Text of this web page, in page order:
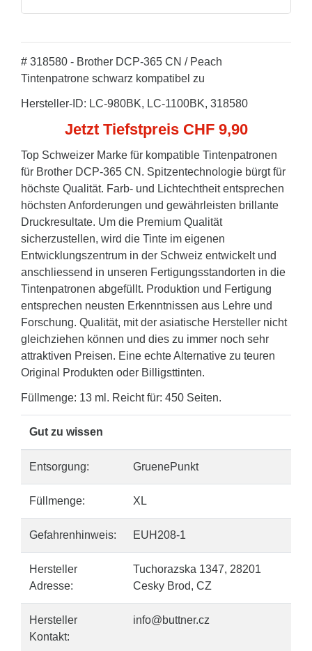
# 318580 - Brother DCP-365 CN / Peach
Tintenpatrone schwarz kompatibel zu
Hersteller-ID: LC-980BK, LC-1100BK, 318580
Jetzt Tiefstpreis CHF 9,90
Top Schweizer Marke für kompatible Tintenpatronen
für Brother DCP-365 CN. Spitzentechnologie bürgt für
höchste Qualität. Farb- und Lichtechtheit entsprechen
höchsten Anforderungen und gewährleisten brillante
Druckresultate. Um die Premium Qualität
sicherzustellen, wird die Tinte im eigenen
Entwicklungszentrum in der Schweiz entwickelt und
anschliessend in unseren Fertigungsstandorten in die
Tintenpatronen abgefüllt. Produktion und Fertigung
entsprechen neusten Erkenntnissen aus Lehre und
Forschung. Qualität, mit der asiatische Hersteller nicht
gleichziehen können und dies zu immer noch sehr
attraktiven Preisen. Eine echte Alternative zu teuren
Original Produkten oder Billigsttinten.
Füllmenge: 13 ml. Reicht für: 450 Seiten.
Gut zu wissen
Entsorgung: GruenePunkt
Füllmenge: XL
Gefahrenhinweis: EUH208-1
Hersteller
Adresse:
Tuchorazska 1347, 28201
Cesky Brod, CZ
Hersteller
Kontakt:
info@buttner.cz